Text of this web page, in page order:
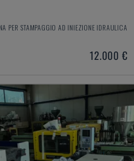
PER STAMPAGGIO AD INIEZIONE IDRAULICA
12.000 €